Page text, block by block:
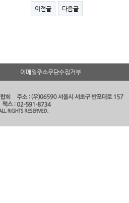
이전글 다음글
이메일주소무단수집거부